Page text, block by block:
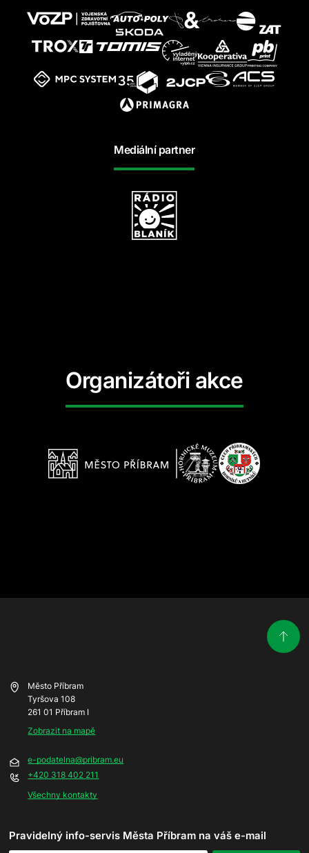
Mediální partner
Organizátoři akce
Město Příbram
Tyršova 108
261 01 Příbram I
Zobrazit na mapě
e-podatelna@pribram.eu
+420 318 402 211
Všechny kontakty
Pravidelný info-servis Města Příbram na váš e-mail